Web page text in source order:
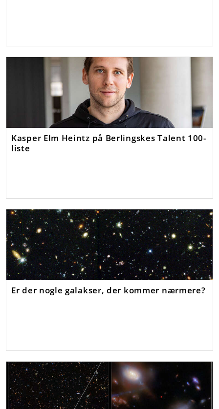
Kasper Elm Heintz på Berlingskes Talent 100-
liste
Er der nogle galakser, der kommer nærmere?